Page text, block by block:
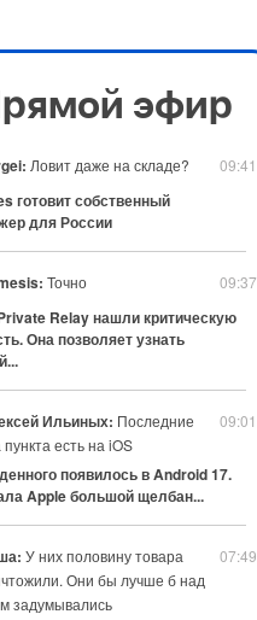
эфир
09:41
Ловит даже на складе?
готовит собственный
для России
09:37
Точно
Relay нашли критическую
Она позволяет узнать
09:01
Ильиных: Последние
пункта есть на iOS
появилось в Android 17.
Apple большой щелбан...
07:49
У них половину товара
Они бы лучше б над
задумывались